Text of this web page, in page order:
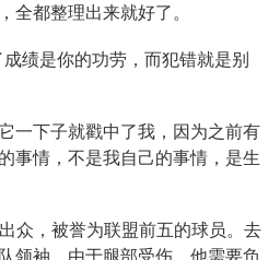
全都整理出来就好了。
绩是你的功劳，而犯错就是别
一下子就戳中了我，因为之前有
事情，不是我自己的事情，是生
众，被誉为联盟前五的球员。去